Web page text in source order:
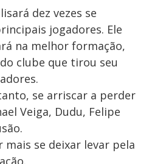
dez vezes se
jogadores. Ele
na melhor formação,
clube que tirou seu
se arriscar a perder
Veiga, Dudu, Felipe
se deixar levar pela